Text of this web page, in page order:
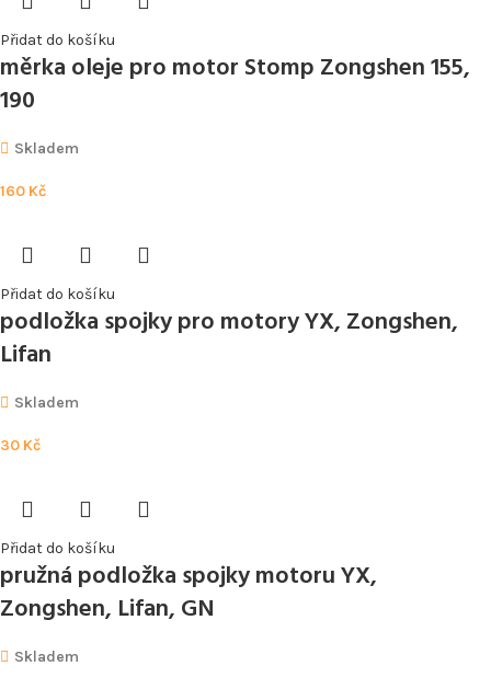
Přidat do košíku
měrka oleje pro motor Stomp Zongshen 155,
190
Skladem
160 Kč
Přidat do košíku
podložka spojky pro motory YX, Zongshen,
Lifan
Skladem
30 Kč
Přidat do košíku
pružná podložka spojky motoru YX,
Zongshen, Lifan, GN
Skladem